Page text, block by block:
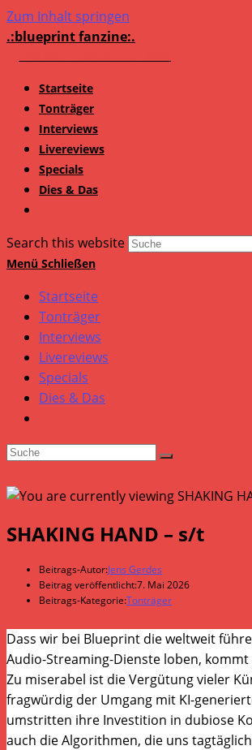
Zum Inhalt springen
.:blueprint fanzine:.
Startseite
Tonträger
Interviews
Livereviews
Specials
Dies & Das
Search this website
Menü Schließen
Startseite
Tonträger
Interviews
Livereviews
Specials
Dies & Das
SHAKING HAND – s/t
Beitrags-Autor:Jens Gerdes
Beitrag veröffentlicht:7. Mai 2026
Beitrags-Kategorie:Tonträger
Dass wir bei Blueprint die weltweit
Audio-Streaming-Dienste loben,
Zu miserabel ist die Vergütung vieler
fragwürdig der Umgang mit KI-
umstritten ihre Investition in dubiose
auch die Algorithmen, die uns